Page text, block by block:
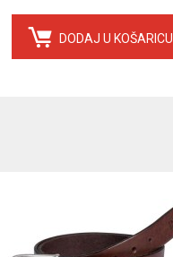
DODAJ U KOŠARICU